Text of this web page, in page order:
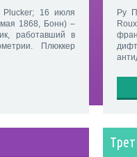
16 июля
1868, Бонн) –
работавший в
Плюккер
Ру